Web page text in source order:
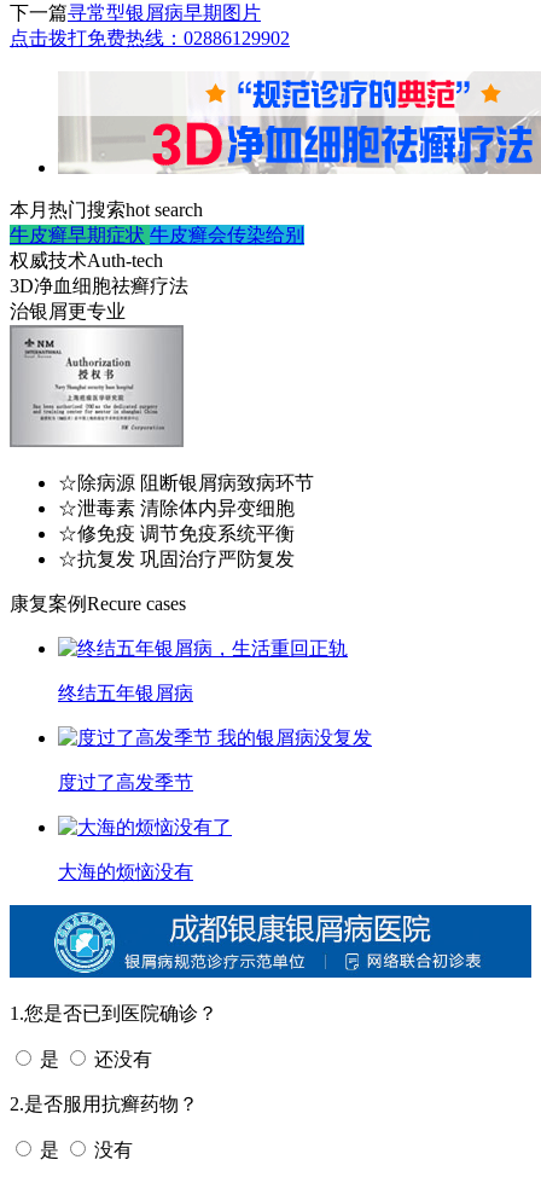
下一篇寻常型银屑病早期图片
点击拨打免费热线：02886129902
本月热门搜索hot search
牛皮癣早期症状 牛皮癣会传染给别
权威技术Auth-tech
3D净血细胞祛癣疗法
治银屑更专业
☆除病源 阻断银屑病致病环节
☆泄毒素 清除体内异变细胞
☆修免疫 调节免疫系统平衡
☆抗复发 巩固治疗严防复发
康复案例Recure cases
终结五年银屑病
度过了高发季节
大海的烦恼没有
1.您是否已到医院确诊？
是 还没有
2.是否服用抗癣药物？
是 没有